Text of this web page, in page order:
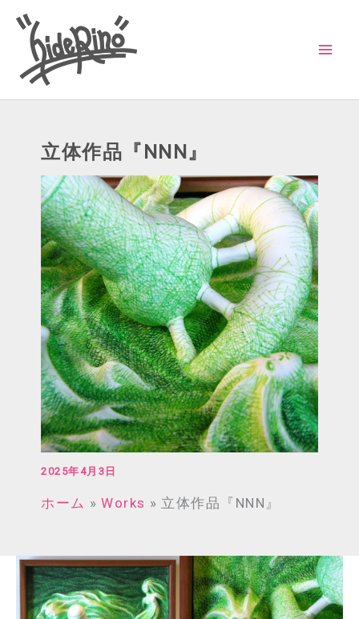
立体作品『NNN』
2025年4月3日
ホーム Works 立体作品『NNN』